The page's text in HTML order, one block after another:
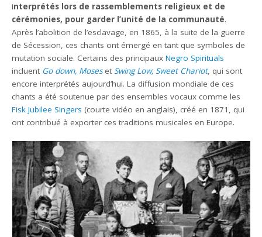
interprétés lors de rassemblements religieux et de
cérémonies, pour garder l’unité de la communauté.
Après l’abolition de l’esclavage, en 1865, à la suite de la guerre
de Sécession, ces chants ont émergé en tant que symboles de
mutation sociale. Certains des principauxNegro Spirituals
incluent Go down, MosesetSwing Low, Sweet Chariot, qui sont
encore interprétés aujourd’hui. La diffusion mondiale de ces
chants a été soutenue par des ensembles vocaux comme les
Fisk Jubilee Singers (courte vidéo en anglais), créé en 1871, qui
ont contribué à exporter ces traditions musicales en Europe.